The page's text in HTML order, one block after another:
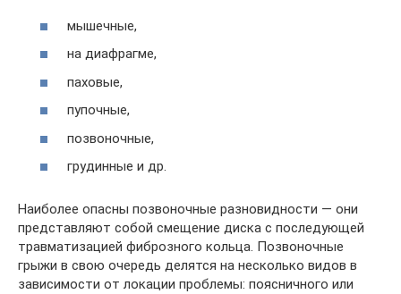
мышечные,
на диафрагме,
паховые,
пупочные,
позвоночные,
грудинные и др.
Наиболее опасны позвоночные разновидности — они
представляют собой смещение диска с последующей
травматизацией фиброзного кольца. Позвоночные
грыжи в свою очередь делятся на несколько видов в
зависимости от локации проблемы: поясничного или